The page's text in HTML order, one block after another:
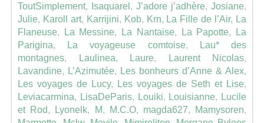
ToutSimplement, Isaquarel , J’adore j’adhère, Josiane,
Julie, Karoll art, Karrijini, Kob, Krn, La Fille de l’Air, La
Flaneuse, La Messine, La Nantaise, La Papotte,
La
Parigina, La voyageuse comtoise,
Lau* des
montagnes, Laulinea, Laure, Laurent Nicolas,
Lavandine, L’Azimutée, Les bonheurs d’Anne & Alex,
Les voyages de Lucy, Les voyages de Seth et Lise,
Leviacarmina, LisaDeParis, Louiki, Louisianne, Lucile
et Rod, Lyonelk, M, M.C.O, magda627, Mamysoren,